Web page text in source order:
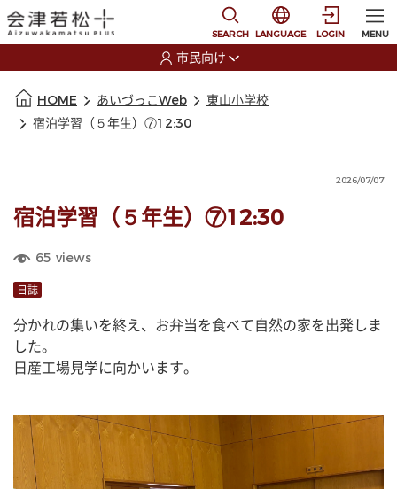
SEARCH
選択すると言語の切
LANGUAGE LOGIN MENU
市民向け
HOME あいづっこWeb
東山小学校
宿泊学習（５年生）⑦12:30
2026/07/07
宿泊学習（５年生）⑦12:30
65 views
日誌
分かれの集いを終え、お弁当を食べて自然の家を出発しま
した。
日産工場見学に向かいます。